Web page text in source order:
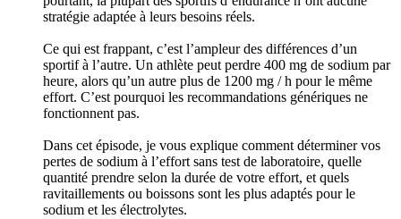
stratégie adaptée à leurs besoins réels.
Ce qui est frappant, c’est l’ampleur des différences d’un
sportif à l’autre. Un athlète peut perdre 400 mg de sodium par
heure, alors qu’un autre plus de 1200 mg / h pour le même
effort. C’est pourquoi les recommandations génériques ne
fonctionnent pas.
Dans cet épisode, je vous explique comment déterminer vos
pertes de sodium à l’effort sans test de laboratoire, quelle
quantité prendre selon la durée de votre effort, et quels
ravitaillements ou boissons sont les plus adaptés pour le
sodium et les électrolytes.